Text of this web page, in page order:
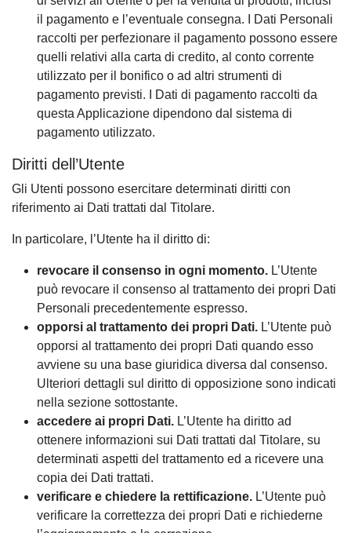
il pagamento e l’eventuale consegna. I Dati Personali
raccolti per perfezionare il pagamento possono essere
quelli relativi alla carta di credito, al conto corrente
utilizzato per il bonifico o ad altri strumenti di
pagamento previsti. I Dati di pagamento raccolti da
questa Applicazione dipendono dal sistema di
pagamento utilizzato.
Diritti dell’Utente
Gli Utenti possono esercitare determinati diritti con
riferimento ai Dati trattati dal Titolare.
In particolare, l’Utente ha il diritto di:
revocare il consenso in ogni momento. L’Utente
può revocare il consenso al trattamento dei propri Dati
Personali precedentemente espresso.
opporsi al trattamento dei propri Dati. L’Utente può
opporsi al trattamento dei propri Dati quando esso
avviene su una base giuridica diversa dal consenso.
Ulteriori dettagli sul diritto di opposizione sono indicati
nella sezione sottostante.
accedere ai propri Dati. L’Utente ha diritto ad
ottenere informazioni sui Dati trattati dal Titolare, su
determinati aspetti del trattamento ed a ricevere una
copia dei Dati trattati.
verificare e chiedere la rettificazione. L’Utente può
verificare la correttezza dei propri Dati e richiederne